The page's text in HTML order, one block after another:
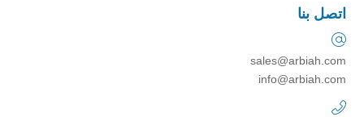
اتصل بنا
sales@arbiah.com
info@arbiah.com